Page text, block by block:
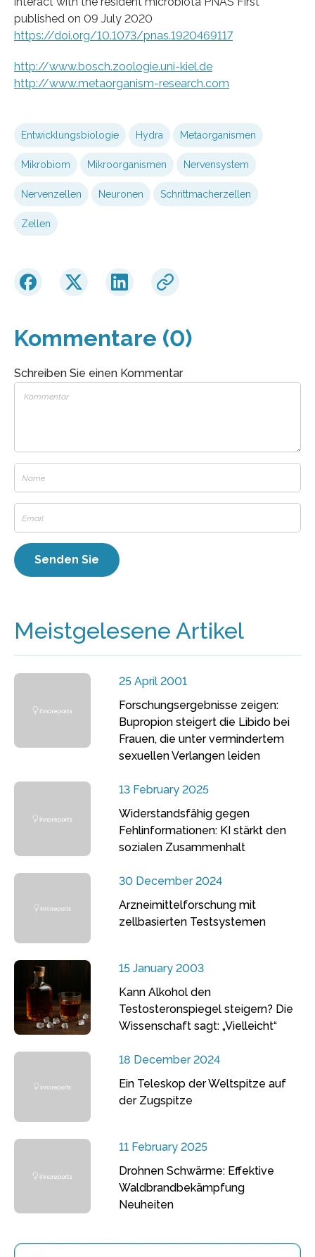
published on 09 July 2020
https://doi.org/10.1073/pnas.1920469117
http://www.bosch.zoologie.uni-kiel.de
http://www.metaorganism-research.com
Entwicklungsbiologie Hydra Metaorganismen
Mikrobiom Mikroorganismen Nervensystem
Nervenzellen Neuronen Schrittmacherzellen
Zellen
Kommentare (0)
Schreiben Sie einen Kommentar
Meistgelesene Artikel
25 April 2001
Forschungsergebnisse zeigen:
Bupropion steigert die Libido bei
Frauen, die unter vermindertem
sexuellen Verlangen leiden
13 February 2025
Widerstandsfähig gegen
Fehlinformationen: KI stärkt den
sozialen Zusammenhalt
30 December 2024
Arzneimittelforschung mit
zellbasierten Testsystemen
15 January 2003
Kann Alkohol den
Testosteronspiegel steigern? Die
Wissenschaft sagt: „Vielleicht“
18 December 2024
Ein Teleskop der Weltspitze auf
der Zugspitze
11 February 2025
Drohnen Schwärme: Effektive
Waldbrandbekämpfung
Neuheiten